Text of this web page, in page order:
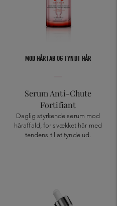
MOD HÅRTAB OG TYNDT HÅR
Serum Anti-Chute
Fortifiant
Daglig styrkende serum mod
håraffald, for svækket hår med
tendens til at tynde ud.